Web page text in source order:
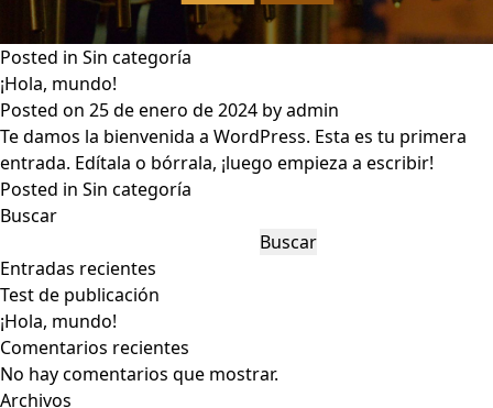
Posted in Sin categoría
¡Hola, mundo!
Posted on 25 de enero de 2024 byadmin
Te damos la bienvenida a WordPress. Esta es tu primera
entrada. Edítala o bórrala, ¡luego empieza a escribir!
Posted in Sin categoría
Buscar
Buscar
Entradas recientes
Test de publicación
¡Hola, mundo!
Comentarios recientes
No hay comentarios que mostrar.
Archivos